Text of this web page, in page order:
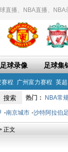
直播、NBA直播、
足球录像 足球集
程 广州富力赛程 英
热门： NBA常
-南京城市 -沙特阿拉伯
正文